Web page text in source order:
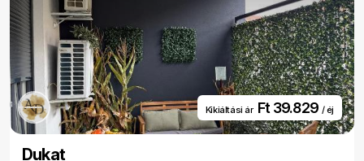
Kikiáltási ár Ft 39.829 / éj
Dukat